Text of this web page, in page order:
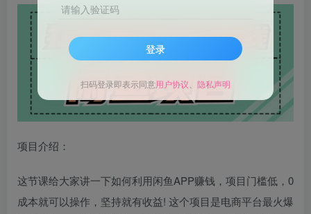
项目介绍：
这节课给大家讲一下如何利用闲鱼APP赚钱，项目门槛低，0
成本就可以操作，坚持就有收益! 这个项目是电商平台最火爆
请输入验证码
登录
扫码登录即表示同意用户协议 隐私声明